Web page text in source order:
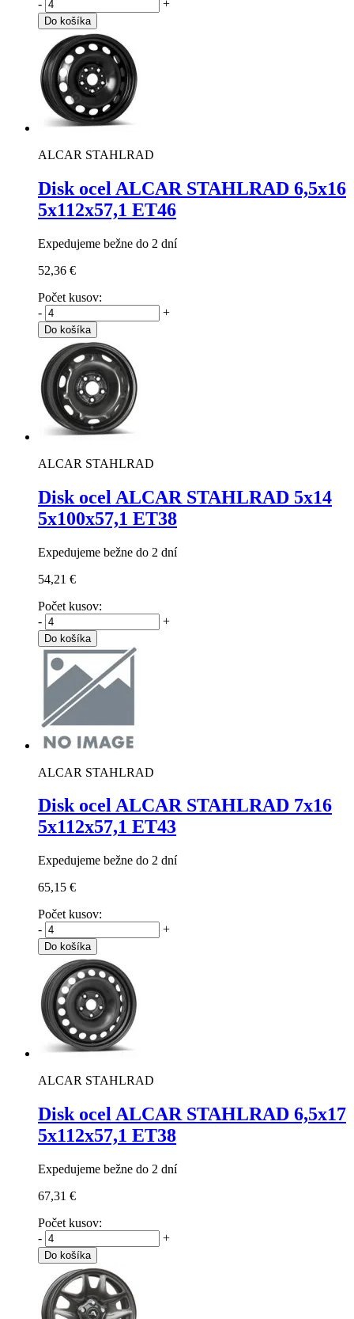
-
+
Do košíka
ALCAR STAHLRAD
Disk ocel ALCAR STAHLRAD 6,5x16
5x112x57,1 ET46
Expedujeme bežne do 2 dní
52,36 €
Počet kusov:
-
+
Do košíka
ALCAR STAHLRAD
Disk ocel ALCAR STAHLRAD 5x14
5x100x57,1 ET38
Expedujeme bežne do 2 dní
54,21 €
Počet kusov:
-
+
Do košíka
ALCAR STAHLRAD
Disk ocel ALCAR STAHLRAD 7x16
5x112x57,1 ET43
Expedujeme bežne do 2 dní
65,15 €
Počet kusov:
-
+
Do košíka
ALCAR STAHLRAD
Disk ocel ALCAR STAHLRAD 6,5x17
5x112x57,1 ET38
Expedujeme bežne do 2 dní
67,31 €
Počet kusov:
-
+
Do košíka